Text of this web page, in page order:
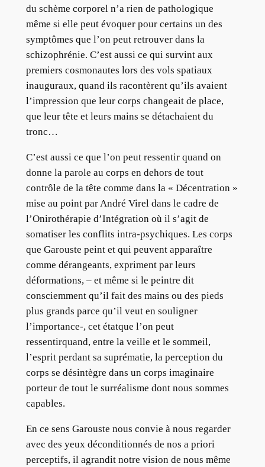
du schème corporel n’a rien de pathologique
même si elle peut évoquer pour certains un des
symptômes que l’on peut retrouver dans la
schizophrénie. C’est aussi ce qui survint aux
premiers cosmonautes lors des vols spatiaux
inauguraux, quand ils racontèrent qu’ils avaient
l’impression que leur corps changeait de place,
que leur tête et leurs mains se détachaient du
tronc…
C’est aussi ce que l’on peut ressentir quand on
donne la parole au corps en dehors de tout
contrôle de la tête comme dans la « Décentration »
mise au point par André Virel dans le cadre de
l’Onirothérapie d’Intégration où il s’agit de
somatiser les conflits intra-psychiques. Les corps
que Garouste peint et qui peuvent apparaître
comme dérangeants, expriment par leurs
déformations, – et même si le peintre dit
consciemment qu’il fait des mains ou des pieds
plus grands parce qu’il veut en souligner
l’importance-, cet étatque l’on peut
ressentirquand, entre la veille et le sommeil,
l’esprit perdant sa suprématie, la perception du
corps se désintègre dans un corps imaginaire
porteur de tout le surréalisme dont nous sommes
capables.
En ce sens Garouste nous convie à nous regarder
avec des yeux déconditionnés de nos a priori
perceptifs, il agrandit notre vision de nous même